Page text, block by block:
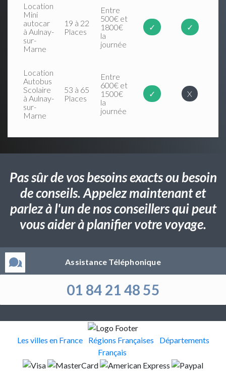
Location
Mini
autocar
à Aulnay-
sur-
Marne
19 à 22
Places
Entre
500€ et
1800€
la
journée
✓ ✓
Location
Autobus
Scolaire
à Aulnay-
sur-
Marne
53 à 65
Places
Entre
600€ et
1500€
la
journée
✓ X
Pas sûr de vos besoins exacts ou besoin
de conseils. Appelez maintenant et
parlez à l'un de nos conseillers qui peut
vous aider à planifier votre voyage.
Assistance Téléphonique
01 84 21 48 55
Les villes en France Régions Françaises
Départements
Français